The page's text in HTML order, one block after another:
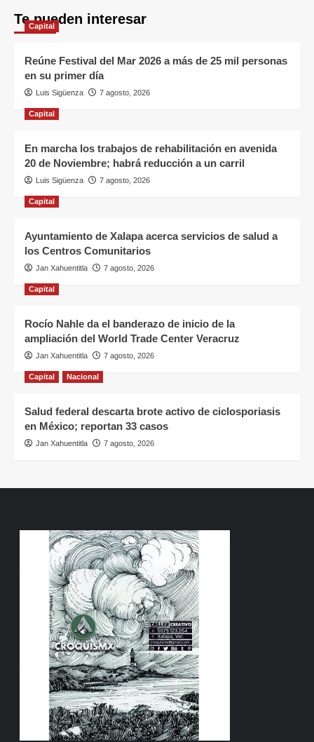
Te pueden interesar
Capital
Reúne Festival del Mar 2026 a más de 25 mil personas
en su primer día
Luis Sigüenza 7 agosto, 2026
Capital
En marcha los trabajos de rehabilitación en avenida
20 de Noviembre; habrá reducción a un carril
Luis Sigüenza 7 agosto, 2026
Capital
Ayuntamiento de Xalapa acerca servicios de salud a
los Centros Comunitarios
Jan Xahuentitla 7 agosto, 2026
Capital
Rocío Nahle da el banderazo de inicio de la
ampliación del World Trade Center Veracruz
Jan Xahuentitla 7 agosto, 2026
Capital Nacional
Salud federal descarta brote activo de ciclosporiasis
en México; reportan 33 casos
Jan Xahuentitla 7 agosto, 2026